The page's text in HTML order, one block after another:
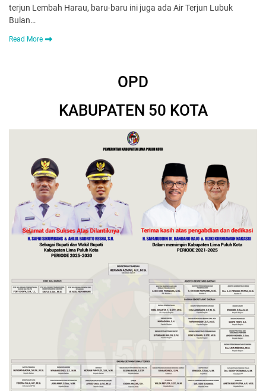
terjun Lembah Harau, baru-baru ini juga ada Air Terjun Lubuk
Bulan…
Read More
OPD
KABUPATEN 50 KOTA